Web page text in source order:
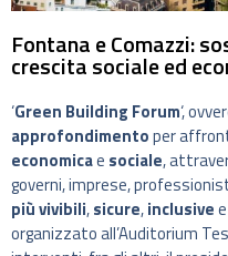
Fontana e Comazzi:
crescita sociale ed
‘Green Building Forum‘,
approfondimentoper
economicae sociale,
governi, imprese,
più vivibili,sicure,inclusivee
organizzato all’Auditorium